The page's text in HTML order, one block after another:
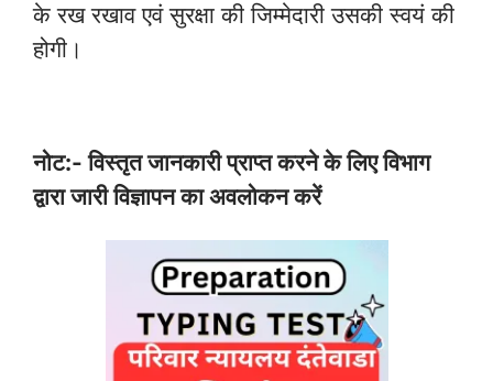
के रख रखाव एवं सुरक्षा की जिम्मेदारी उसकी स्वयं की
होगी।
नोट:- विस्तृत जानकारी प्राप्त करने के लिए विभाग
द्वारा जारी विज्ञापन का अवलोकन करें